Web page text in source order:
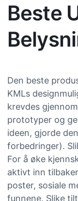
Beste
Den beste
KMLs
krevdes
prototyper og
ideen, gjorde
forbedringer).
For å øke
aktivt inn
poster, sosiale
funnene. Slike